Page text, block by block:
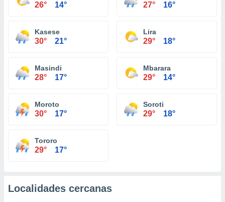
26° 14° 27° 16°
Kasese
30° 21°
Lira
29° 18°
Masindi
28° 17°
Mbarara
29° 14°
Moroto
30° 17°
Soroti
29° 18°
Tororo
29° 17°
Localidades cercanas